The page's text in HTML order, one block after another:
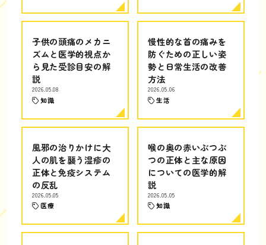
子供の頭痛のメカニ
ズムと医学的視点か
ら見た受診目安の解
説
2026.05.08
知識
慢性的な首の痛みを
防ぐための正しい姿
勢と日常生活の改善
方法
2026.05.06
生活
風邪の治りかけに大
人の肌を襲う湿疹の
正体と免疫システム
の反乱
2026.05.05
医療
喉の奥の赤いぶつぶ
つの正体と主な原因
についての医学的解
説
2026.05.05
知識